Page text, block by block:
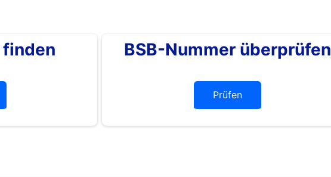
finden BSB-Nummer überprüfen
Prüfen